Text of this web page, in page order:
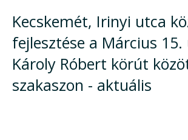
Kecskemét, Irinyi utca
fejlesztése a Március 15.
Károly Róbert körút
szakaszon - aktuális